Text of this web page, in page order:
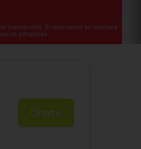
Únete